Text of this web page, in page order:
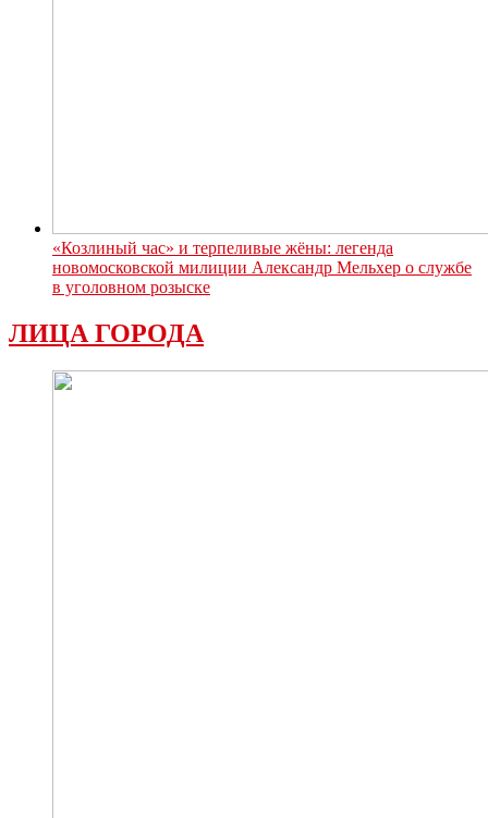
«Козлиный час» и терпеливые жёны: легенда
новомосковской милиции Александр Мельхер о службе
в уголовном розыске
ЛИЦА ГОРОДА